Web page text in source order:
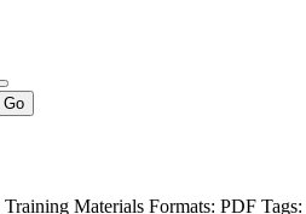
Go
Training Materials Formats: PDF Tags: